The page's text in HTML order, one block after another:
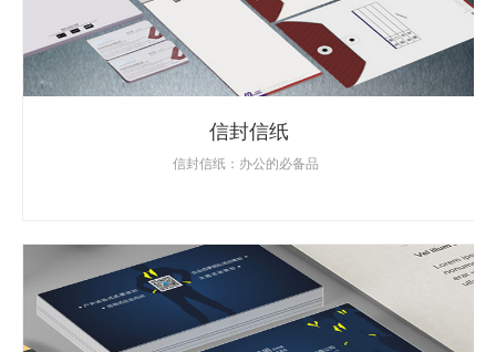
信封信纸
信封信纸：办公的必备品